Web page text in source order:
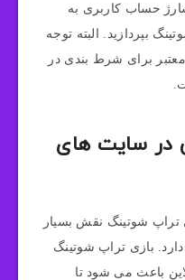
حساب کاربری به
بپردازید. البته توجه
برای شرط بندی در
در سایت های
شوتینگ نقش بسیار
بازی تراپ شوتینگ
باعث می شود تا